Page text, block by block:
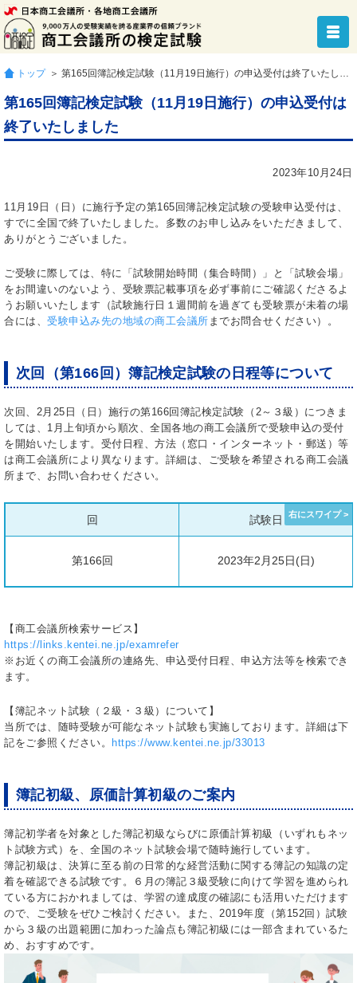
トップ ＞ 第165回簿記検定試験（11月19日施行）の申込受付は終了いたしました
第165回簿記検定試験（11月19日施行）の申込受付は
終了いたしました
2023年10月24日
11月19日（日）に施行予定の第165回簿記検定試験の受験申込受付は、
すでに全国で終了いたしました。多数のお申し込みをいただきまして、
ありがとうございました。
ご受験に際しては、特に「試験開始時間（集合時間）」と「試験会場」
をお間違いのないよう、受験票記載事項を必ず事前にご確認くださるよ
うお願いいたします（試験施行日１週間前を過ぎても受験票が未着の場
合には、受験申込み先の地域の商工会議所 までお問合せください）。
次回（第166回）簿記検定試験の日程等について
次回、2月25日（日）施行の第166回簿記検定試験（2～３級）につきま
しては、1月上旬頃から順次、全国各地の商工会議所で受験申込の受付
を開始いたします。受付日程、方法（窓口・インターネット・郵送）等
は商工会議所により異なります。詳細は、ご受験を希望される商工会議
所まで、お問い合わせください。
回 試験日
第166回 2023年2月25日(日)
【商工会議所検索サービス】
https://links.kentei.ne.jp/examrefer
※お近くの商工会議所の連絡先、申込受付日程、申込方法等を検索でき
ます。
【簿記ネット試験（２級・３級）について】
当所では、随時受験が可能なネット試験も実施しております。詳細は下
記をご参照ください。
https://www.kentei.ne.jp/33013
簿記初級、原価計算初級のご案内
簿記初学者を対象とした簿記初級ならびに原価計算初級（いずれもネッ
ト試験方式）を、全国のネット試験会場で随時施行しています。
簿記初級は、決算に至る前の日常的な経営活動に関する簿記の知識の定
着を確認できる試験です。６月の簿記３級受験に向けて学習を進められ
ている方におかれましては、学習の達成度の確認にも活用いただけます
ので、ご受験をぜひご検討ください。また、2019年度（第152回）試験
から３級の出題範囲に加わった論点も簿記初級には一部含まれているた
め、おすすめです。